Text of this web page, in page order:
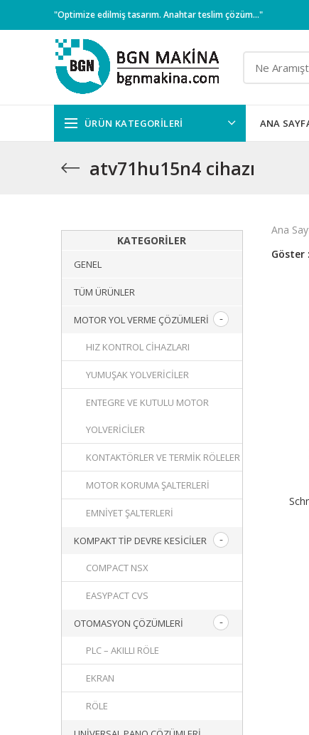
"Optimize edilmiş tasarım. Anahtar teslim çözüm..."
ÜRÜN KATEGORILERI ANA
atv71hu15n4 cihazı
KATEGORILER
GENEL
TÜM ÜRÜNLER
MOTOR YOL VERME ÇÖZÜMLERI
HIZ KONTROL CIHAZLARI
YUMUŞAK YOLVERICILER
ENTEGRE VE KUTULU MOTOR
YOLVERICILER
KONTAKTÖRLER VE TERMIK RÖLELER
MOTOR KORUMA ŞALTERLERI
EMNIYET ŞALTERLERI
KOMPAKT TIP DEVRE KESICILER
COMPACT NSX
EASYPACT CVS
OTOMASYON ÇÖZÜMLERI
PLC – AKILLI RÖLE
EKRAN
RÖLE
Ana
Göster